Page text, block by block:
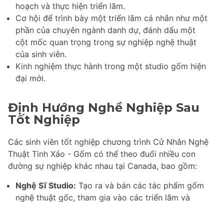
hoạch và thực hiện triển lãm.
Cơ hội để trình bày một triển lãm cá nhân như một
phần của chuyên ngành danh dự, đánh dấu một
cột mốc quan trọng trong sự nghiệp nghệ thuật
của sinh viên.
Kinh nghiệm thực hành trong một studio gốm hiện
đại mới.
Định Hướng Nghề Nghiệp Sau
Tốt Nghiệp
Các sinh viên tốt nghiệp chương trình Cử Nhân Nghệ
Thuật Tinh Xảo - Gốm có thể theo đuổi nhiều con
đường sự nghiệp khác nhau tại Canada, bao gồm:
Nghệ Sĩ Studio: Tạo ra và bán các tác phẩm gốm
nghệ thuật gốc, tham gia vào các triển lãm và